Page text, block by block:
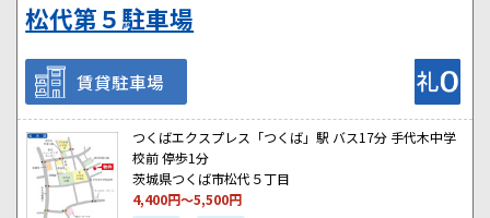
松代第５駐車場
賃貸駐車場
つくばエクスプレス「つくば」駅 バス17分 手代木中学
校前 停歩1分
茨城県つくば市松代５丁目
4,400円～5,500円